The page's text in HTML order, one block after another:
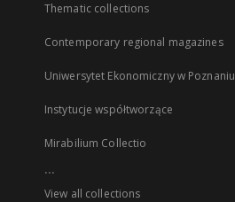
Thematic collections
Contemporary regional magazines
Uniwersytet Ekonomiczny w Poznaniu
Instytucje współtworzące
Mirabilium Collectio
...
View all collections